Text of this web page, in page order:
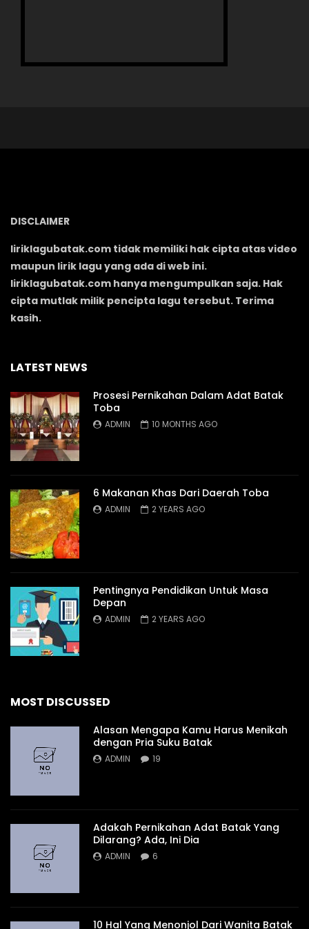
DISCLAIMER
liriklagubatak.com tidak memiliki hak cipta atas video
maupun lirik lagu yang ada di web ini.
liriklagubatak.com hanya mengumpulkan saja. Hak
cipta mutlak milik pencipta lagu tersebut. Terima
kasih.
LATEST NEWS
Prosesi Pernikahan Dalam Adat Batak
Toba
ADMIN 10 MONTHS AGO
6 Makanan Khas Dari Daerah Toba
ADMIN 2 YEARS AGO
Pentingnya Pendidikan Untuk Masa
Depan
ADMIN 2 YEARS AGO
MOST DISCUSSED
Alasan Mengapa Kamu Harus Menikah
dengan Pria Suku Batak
ADMIN 19
Adakah Pernikahan Adat Batak Yang
Dilarang? Ada, Ini Dia
ADMIN 6
10 Hal Yang Menonjol Dari Wanita Batak